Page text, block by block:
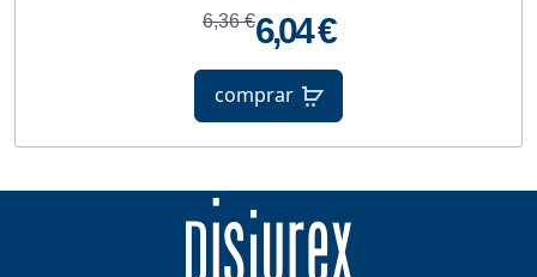
6,36 €6,04 €
comprar